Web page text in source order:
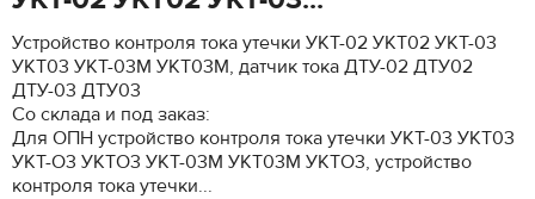
Устройство контроля тока утечки УКТ-02 УКТ02 УКТ-03
УКТ03 УКТ-03М УКТ03М, датчик тока ДТУ-02 ДТУ02
ДТУ-03 ДТУ03
Со склада и под заказ:
Для ОПН устройство контроля тока утечки УКТ-03 УКТ03
УКТ-О3 УКТО3 УКТ-03М УКТ03М УКТО3, устройство
контроля тока утечки...